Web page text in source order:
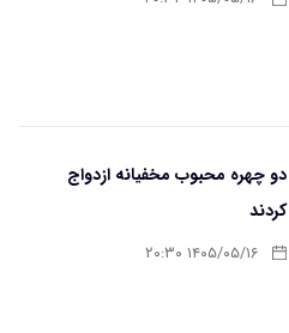
دو چهره محبوب مخفیانه ازدواج
کردند
۱۴۰۵/۰۵/۱۶ ۲۰:۳۰